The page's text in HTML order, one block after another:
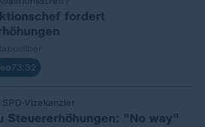
fordert
73:32
Vizekanzler
Steuererhöhungen: "No way"